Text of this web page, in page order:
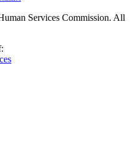
Services Commission. All